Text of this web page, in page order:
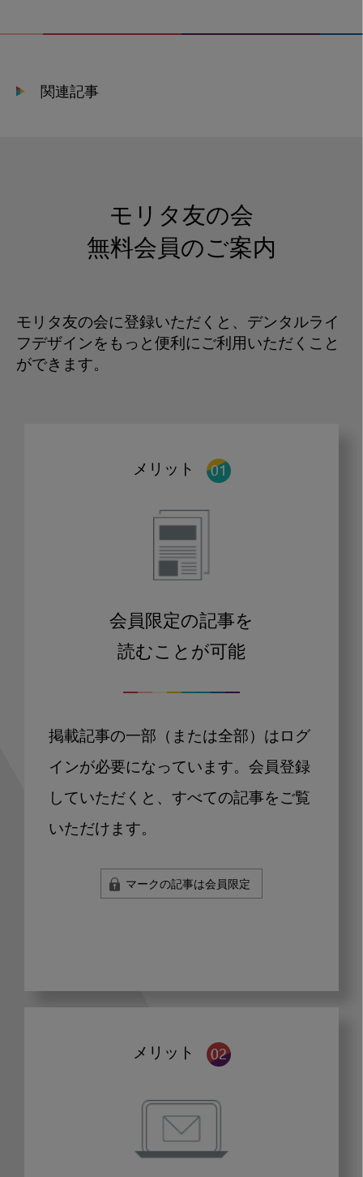
関連記事
モリタ友の会
無料会員のご案内
モリタ友の会に登録いただくと、デンタルライ
フデザインをもっと便利にご利用いただくこと
ができます。
メリット
会員限定の記事を
読むことが可能
掲載記事の一部（または全部）はログ
インが必要になっています。会員登録
していただくと、すべての記事をご覧
いただけます。
マークの記事は会員限定
メリット